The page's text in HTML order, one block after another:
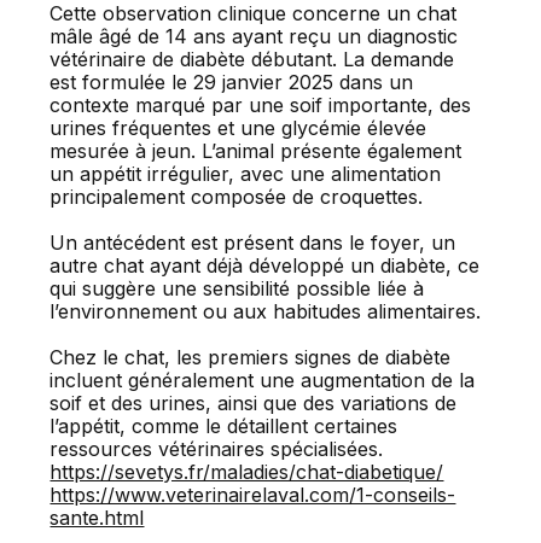
Cette observation clinique concerne un chat
mâle âgé de 14 ans ayant reçu un diagnostic
vétérinaire de diabète débutant. La demande
est formulée le 29 janvier 2025 dans un
contexte marqué par une soif importante, des
urines fréquentes et une glycémie élevée
mesurée à jeun. L’animal présente également
un appétit irrégulier, avec une alimentation
principalement composée de croquettes.
Un antécédent est présent dans le foyer, un
autre chat ayant déjà développé un diabète, ce
qui suggère une sensibilité possible liée à
l’environnement ou aux habitudes alimentaires.
Chez le chat, les premiers signes de diabète
incluent généralement une augmentation de la
soif et des urines, ainsi que des variations de
l’appétit, comme le détaillent certaines
ressources vétérinaires spécialisées.
https://sevetys.fr/maladies/chat-diabetique/
https://www.veterinairelaval.com/1-conseils-
sante.html